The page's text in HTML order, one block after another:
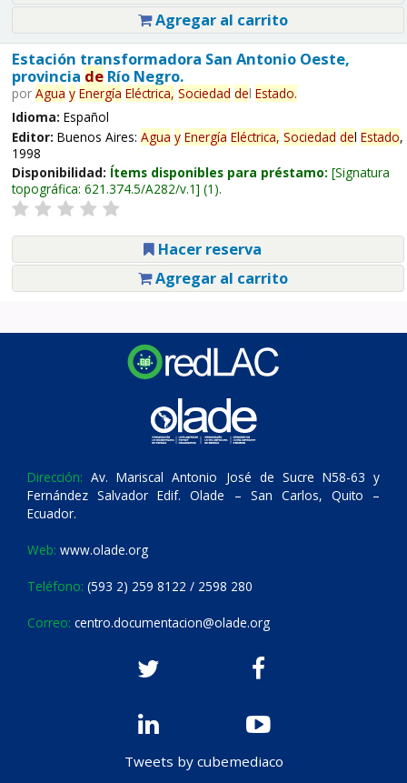
Agregar al carrito
Estación transformadora San Antonio Oeste,
provincia deRío Negro.
por Agua y Energía Eléctrica, Sociedad del Estado.
Idioma: Español
Editor: Buenos Aires: Agua y Energía Eléctrica, Sociedad del Estado,
1998
Disponibilidad: Ítems disponibles para préstamo: Signatura
topográfica: 621.374.5/A282/v.1 (1).
Hacer reserva
Agregar al carrito
Dirección: Av. Mariscal Antonio José de Sucre N58-63 y
Fernández Salvador Edif. Olade – San Carlos, Quito –
Ecuador.
Web: www.olade.org
Teléfono: (593 2) 259 8122 / 2598 280
Correo: centro.documentacion@olade.org
Tweets by cubemediaco